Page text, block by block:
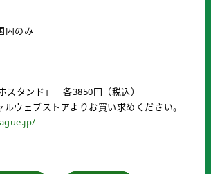
内のみ
スタンド」 各3850円（税込）
ウェブストアよりお買い求めください。